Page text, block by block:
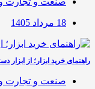
18 مرداد 1405
راهنمای خرید ابزار؛ از ابزار
صنعت و تجارت